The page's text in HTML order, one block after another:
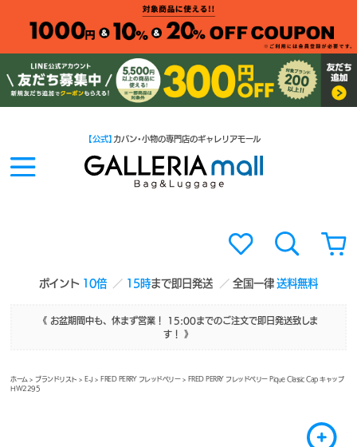
ポイント 10倍 15時まで即日発送 全国一律送料無料
【公式】 カバン・小物の専門店のギャレリアモール
《 お盆期間中も、休まず営業！ 15:00までのご注文で即日発送致しま
す！ 》
ホーム >ブランドリスト > E-J > FRED PERRY フレッドペリー> FRED PERRY フレッドペリー Pique Classic Cap キャップ
HW2295